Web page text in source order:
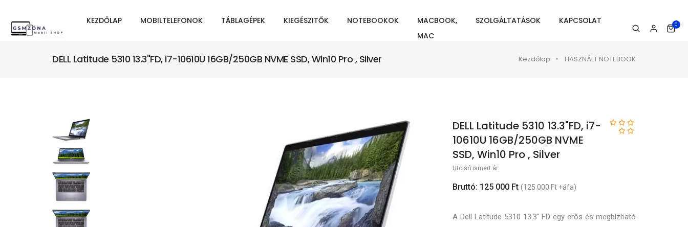
KEZDŐLAP MOBILTELEFONOK TÁBLAGÉPEK KIEGÉSZITŐK NOTEBOOKOK
MACBOOK,
MAC
SZOLGÁLTATÁSOK KAPCSOLAT 0
DELL Latitude 5310 13.3"FD, i7-10610U 16GB/250GB NVME SSD, Win10 Pro , Silver Kezdőlap HASZNÁLT NOTEBOOK
DELL Latitude 5310 13.3"FD, i7-
10610U 16GB/250GB NVME
SSD, Win10 Pro , Silver
Utolsó ismert ár:
Bruttó: 125 000 Ft (125 000 Ft +áfa)
A Dell Latitude 5310 13.3" FD egy erős és megbízható